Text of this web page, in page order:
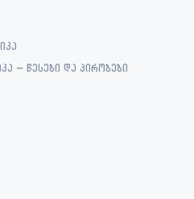
– წესები და პირობები